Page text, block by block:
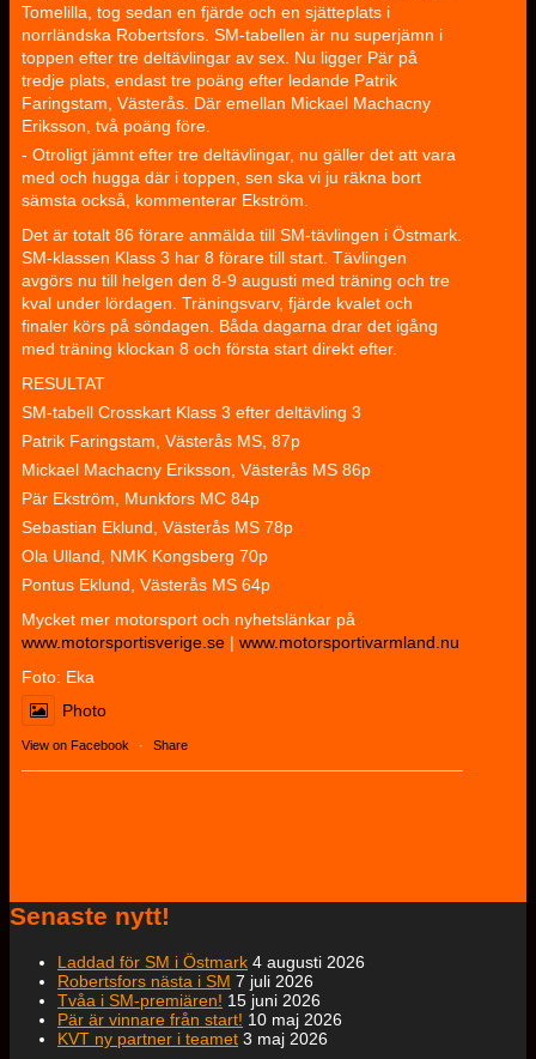
Tomelilla, tog sedan en fjärde och en sjätteplats i
norrländska Robertsfors. SM-tabellen är nu superjämn i
toppen efter tre deltävlingar av sex. Nu ligger Pär på
tredje plats, endast tre poäng efter ledande Patrik
Faringstam, Västerås. Där emellan Mickael Machacny
Eriksson, två poäng före.
- Otroligt jämnt efter tre deltävlingar, nu gäller det att vara
med och hugga där i toppen, sen ska vi ju räkna bort
sämsta också, kommenterar Ekström.
Det är totalt 86 förare anmälda till SM-tävlingen i Östmark.
SM-klassen Klass 3 har 8 förare till start. Tävlingen
avgörs nu till helgen den 8-9 augusti med träning och tre
kval under lördagen. Träningsvarv, fjärde kvalet och
finaler körs på söndagen. Båda dagarna drar det igång
med träning klockan 8 och första start direkt efter.
RESULTAT
SM-tabell Crosskart Klass 3 efter deltävling 3
Patrik Faringstam, Västerås MS, 87p
Mickael Machacny Eriksson, Västerås MS 86p
Pär Ekström, Munkfors MC 84p
Sebastian Eklund, Västerås MS 78p
Ola Ulland, NMK Kongsberg 70p
Pontus Eklund, Västerås MS 64p
Mycket mer motorsport och nyhetslänkar på
www.motorsportisverige.se | www.motorsportivarmland.nu
Foto: Eka
Photo
View on Facebook · Share
Senaste nytt!
Laddad för SM i Östmark 4 augusti 2026
Robertsfors nästa i SM 7 juli 2026
Tvåa i SM-premiären! 15 juni 2026
Pär är vinnare från start! 10 maj 2026
KVT ny partner i teamet 3 maj 2026